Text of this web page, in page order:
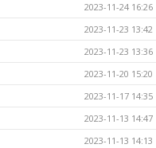
2023-11-24 16:26
2023-11-23 13:42
2023-11-23 13:36
2023-11-20 15:20
2023-11-17 14:35
2023-11-13 14:47
2023-11-13 14:13